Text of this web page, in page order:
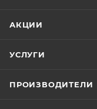
АКЦИИ
УСЛУГИ
ПРОИЗВОДИТЕЛИ